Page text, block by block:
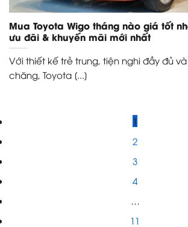
Mua Toyota Wigo tháng nào giá tốt
ưu đãi & khuyến mãi mới nhất
Với thiết kế trẻ trung, tiện nghi đầy đủ
chăng, Toyota [...]
1
2
3
4
11